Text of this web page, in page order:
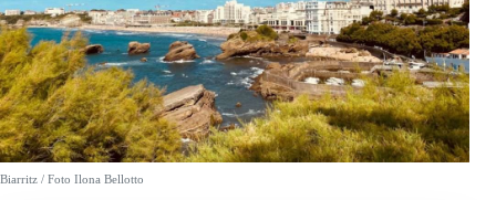
Biarritz / Foto Ilona Bellotto